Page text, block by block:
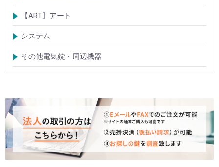
電磁式電気錠
電磁錠取付ブラケット
電気錠システム製品
【ART】アート
電気錠システム
入退管理システム
システム
テンキーシステム
静脈認証システム
ICカード認証システム
その他電気錠・周辺機器